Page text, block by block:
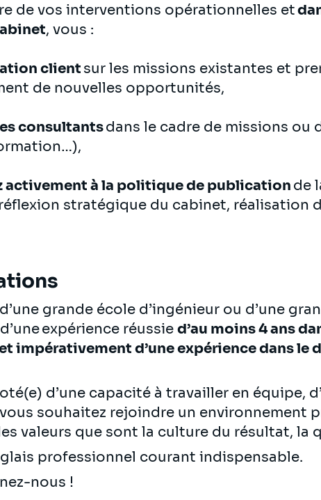
de vos interventions opérationnelles et
, vous :
client sur les missions existantes et
de nouvelles opportunités,
consultantsdans le cadre de missions
activement à la politique de publication de
stratégique du cabinet, réalisation
grande école d’ingénieur ou d’une
expérience réussied’au moins 4 ans
impérativement d’une expérience dans le
d’une capacité à travailler en équipe,
vous souhaitez rejoindre un environnement
valeurs que sont la culture du résultat,
professionnel courant indispensable.
nous !